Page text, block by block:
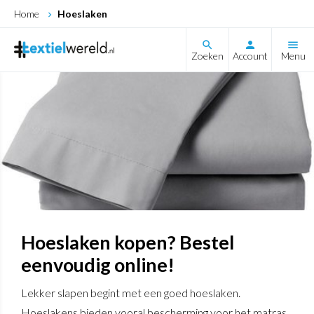
Home Hoeslaken
Zoeken Account Menu
Hoeslaken kopen? Bestel
eenvoudig online!
Lekker slapen begint met een goed hoeslaken.